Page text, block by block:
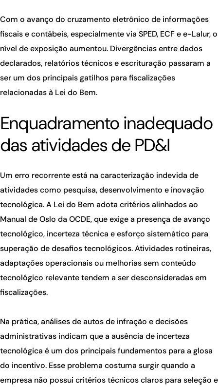
Com o avanço do cruzamento eletrônico de informações
fiscais e contábeis, especialmente via SPED, ECF e e-Lalur, o
nível de exposição aumentou. Divergências entre dados
declarados, relatórios técnicos e escrituração passaram a
ser um dos principais gatilhos para fiscalizações
relacionadas à Lei do Bem.
Enquadramento inadequado
das atividades de PD&I
Um erro recorrente está na caracterização indevida de
atividades como pesquisa, desenvolvimento e inovação
tecnológica. A Lei do Bem adota critérios alinhados ao
Manual de Oslo da OCDE, que exige a presença de avanço
tecnológico, incerteza técnica e esforço sistemático para
superação de desafios tecnológicos. Atividades rotineiras,
adaptações operacionais ou melhorias sem conteúdo
tecnológico relevante tendem a ser desconsideradas em
fiscalizações.
Na prática, análises de autos de infração e decisões
administrativas indicam que a ausência de incerteza
tecnológica é um dos principais fundamentos para a glosa
do incentivo. Esse problema costuma surgir quando a
empresa não possui critérios técnicos claros para seleção e